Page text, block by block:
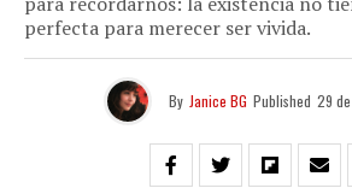
perfecta para merecer ser vivida.
By Janice BG Published 29